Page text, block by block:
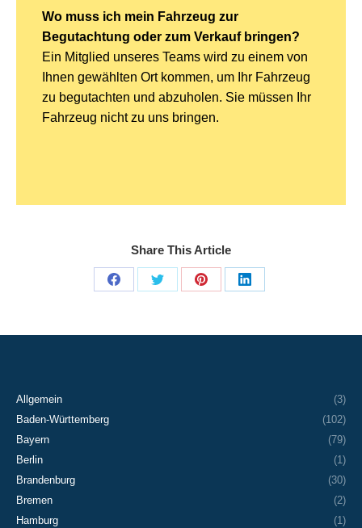
Wo muss ich mein Fahrzeug zur
Begutachtung oder zum Verkauf bringen?
Ein Mitglied unseres Teams wird zu einem von
Ihnen gewählten Ort kommen, um Ihr Fahrzeug
zu begutachten und abzuholen. Sie müssen Ihr
Fahrzeug nicht zu uns bringen.
Share This Article
Share
Facebook
Share
X
Share
Pinterest
Share
LinkedIn
Allgemein
(3)
Baden-Württemberg
(102)
Bayern
(79)
Berlin
(1)
Brandenburg
(30)
Bremen
(2)
Hamburg
(1)